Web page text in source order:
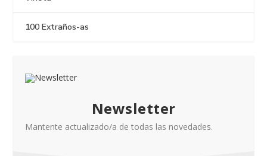
100 Extraños-as
Newsletter
Mantente actualizado/a de todas las novedades.